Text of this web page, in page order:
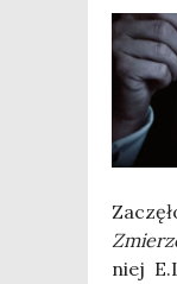
niej